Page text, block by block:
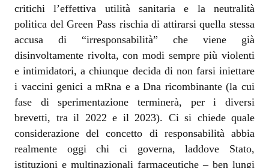
critichi l’effettiva utilità sanitaria e la neutralità
politica del Green Pass rischia di attirarsi quella stessa
accusa di “irresponsabilità” che viene già
disinvoltamente rivolta, con modi sempre più violenti
e intimidatori, a chiunque decida di non farsi iniettare
i vaccini genici a mRna e a Dna ricombinante (la cui
fase di sperimentazione terminerà, per i diversi
brevetti, tra il 2022 e il 2023). Ci si chiede quale
considerazione del concetto di responsabilità abbia
realmente oggi chi ci governa, laddove Stato,
istituzioni e multinazionali farmaceutiche – ben lungi